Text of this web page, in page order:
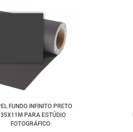
FUNDO INFINITO PRETO
PARA ESTÚDIO
FOTOGRÁFICO